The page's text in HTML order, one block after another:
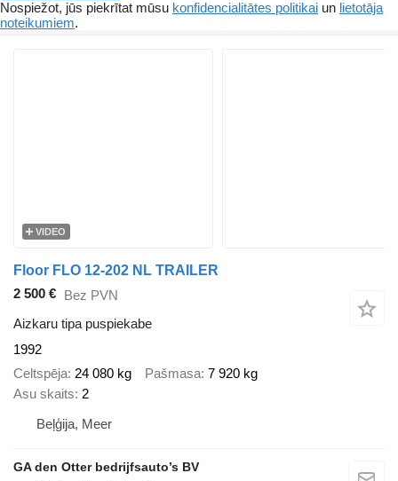
Nospiežot, jūs piekrītat mūsu konfidencialitātes politikai un lietotāja
noteikumiem.
VIDEO
Floor FLO 12-202 NL TRAILER
2 500 € Bez PVN
Aizkaru tipa puspiekabe
1992
Celtspēja 24 080 kg Pašmasa 7 920 kg
Asu skaits 2
Beļģija, Meer
GA den Otter bedrijfsauto’s BV